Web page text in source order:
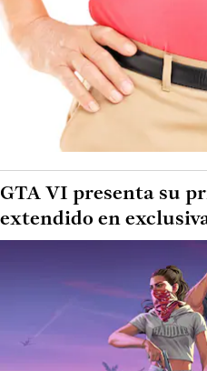
GTA VI presenta su
extendido en